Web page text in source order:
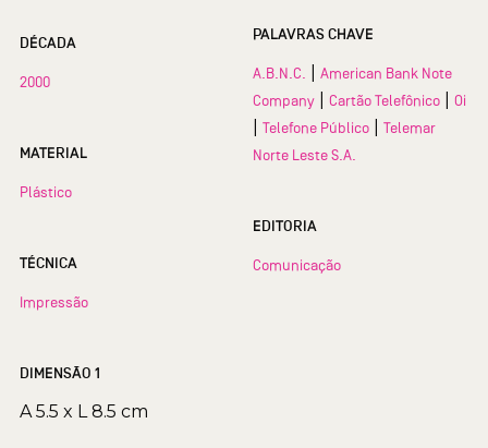
DÉCADA
2000
MATERIAL
Plástico
TÉCNICA
Impressão
DIMENSÃO 1
A 5.5 x L 8.5 cm
PALAVRAS CHAVE
A.B.N.C.
American Bank Note
Company
Cartão Telefônico Oi
Telefone Público
Telemar
Norte Leste S.A.
EDITORIA
Comunicação